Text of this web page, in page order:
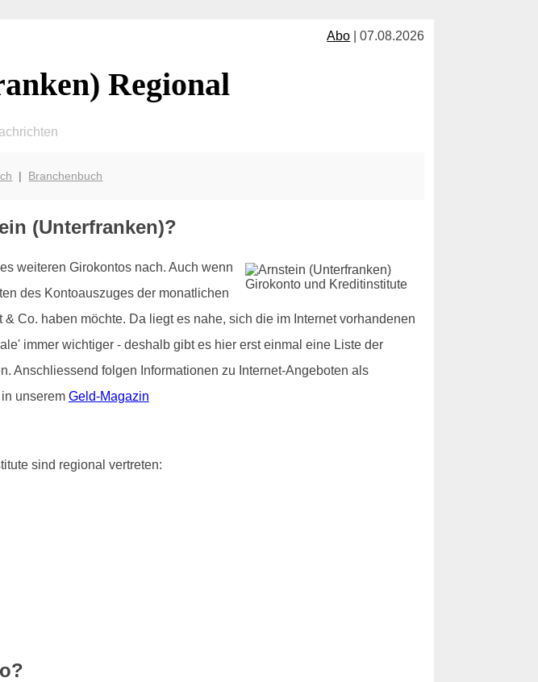
Abo | 07.08.2026
Regional
| Branchenbuch
(Unterfranken)?
weiteren Girokontos nach. Auch wenn
des Kontoauszuges der monatlichen
Co. haben möchte. Da liegt es nahe, sich die im Internet vorhandenen
immer wichtiger - deshalb gibt es hier erst einmal eine Liste der
Anschliessend folgen Informationen zu Internet-Angeboten als
unserem Geld-Magazin
sind regional vertreten: